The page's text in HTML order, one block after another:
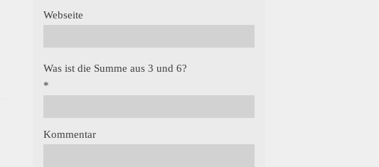
Webseite
Was ist die Summe aus 3 und 6?
*
Kommentar